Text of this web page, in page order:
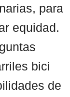
para
equidad.
bici
de